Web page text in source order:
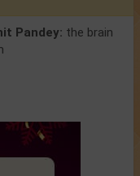
Pandey: the brain